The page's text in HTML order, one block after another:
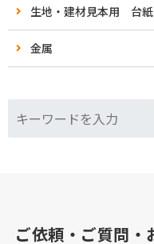
生地・建材見本用 台紙
金属
ご依頼・ご質問・